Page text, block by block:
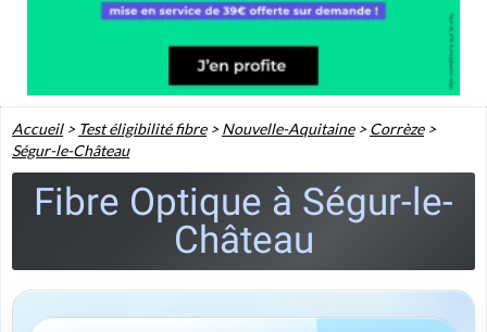
Accueil> Test éligibilité fibre>Nouvelle-Aquitaine>Corrèze>
Ségur-le-Château
Fibre Optique à Ségur-le-
Château